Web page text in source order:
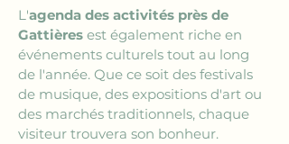
L'agenda des activités près de
Gattières est également riche en
événements culturels tout au long
de l'année. Que ce soit des festivals
de musique, des expositions d'art ou
des marchés traditionnels, chaque
visiteur trouvera son bonheur.